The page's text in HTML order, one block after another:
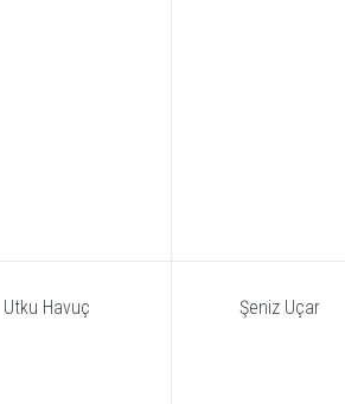
Utku Havuç Şeniz Uçar